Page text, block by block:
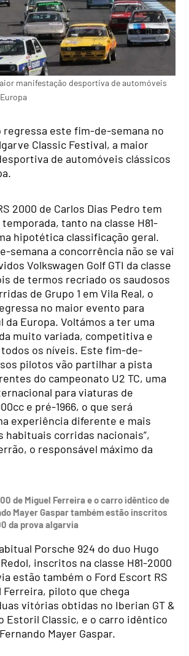
manifestação desportiva de automóveis
regressa este fim-de-semana no
Classic Festival, a maior
de automóveis clássicos
2000 de Carlos Dias Pedro tem
tanto na classe H81-
hipotética classificação geral.
semana a concorrência não se vai
Volkswagen Golf GTI da classe
de termos recriado os saudosos
de Grupo 1 em Vila Real, o
no maior evento para
da Europa. Voltámos a ter uma
muito variada, competitiva e
os níveis. Este fim-de-
pilotos vão partilhar a pista
do campeonato U2 TC, uma
para viaturas de
e pré-1966, o que será
experiência diferente e mais
habituais corridas nacionais”,
o responsável máximo da
de Miguel Ferreira e o carro idêntico de
Mayer Gaspar também estão inscritos
da prova algarvia
Porsche 924 do duo Hugo
inscritos na classe H81-2000
estão também o Ford Escort RS
Ferreira, piloto que chega
vitórias obtidas no Iberian GT &
Estoril Classic, e o carro idêntico
Mayer Gaspar.